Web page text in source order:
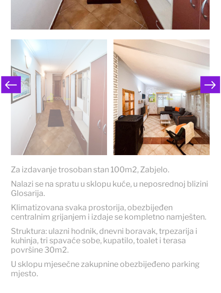
Za izdavanje trosoban stan 100m2, Zabjelo.
Nalazi se na spratu u sklopu kuće, u neposrednoj blizini
Glosarija.
Klimatizovana svaka prostorija, obezbijeđen
centralnim grijanjem i izdaje se kompletno namješten.
Struktura: ulazni hodnik, dnevni boravak, trpezarija i
kuhinja, tri spavaće sobe, kupatilo, toalet i terasa
površine 30m2.
U sklopu mjesečne zakupnine obezbijeđeno parking
mjesto.